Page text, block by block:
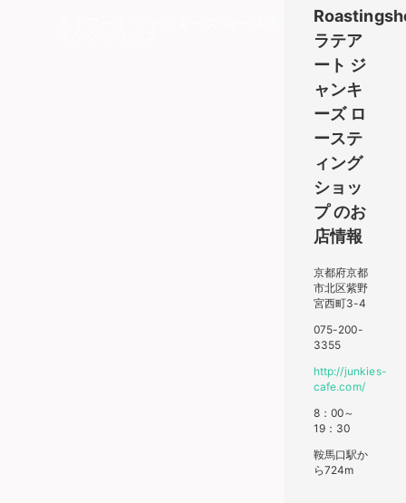
ラテア
ート ジ
ャンキ
ーズ ロ
ーステ
ィング
ショッ
プのお
店情報
京都府京都
市北区紫野
宮西町3-4
075-200-
3355
http://junkies-
cafe.com/
8：00～
19：30
鞍馬口駅か
ら724m